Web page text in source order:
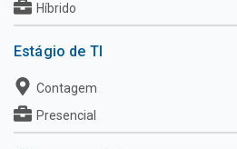
Híbrido
Estágio de TI
Contagem
Presencial